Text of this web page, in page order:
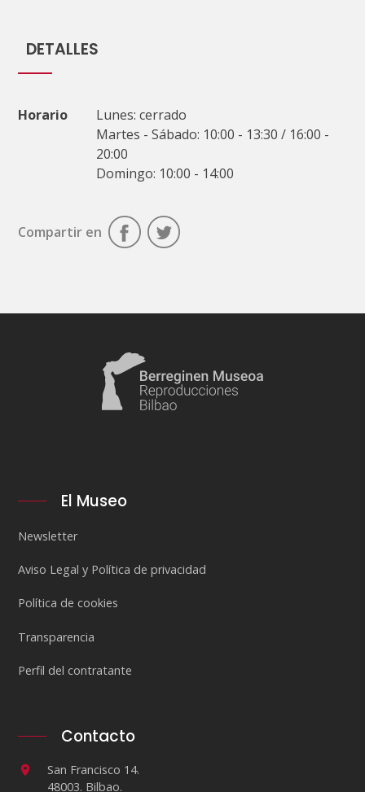
DETALLES
Horario
Lunes: cerrado
Martes - Sábado: 10:00 - 13:30 / 16:00 -
20:00
Domingo: 10:00 - 14:00
Compartir en
El Museo
Newsletter
Aviso Legal y Política de privacidad
Política de cookies
Transparencia
Perfil del contratante
Contacto
San Francisco 14.
48003. Bilbao.